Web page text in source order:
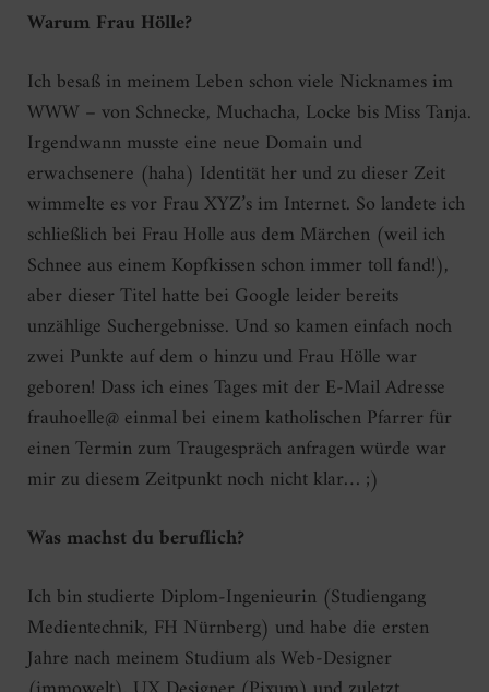
Warum Frau Hölle?
Ich besaß in meinem Leben schon viele Nicknames im
WWW – von Schnecke, Muchacha, Locke bis Miss Tanja.
Irgendwann musste eine neue Domain und
erwachsenere (haha) Identität her und zu dieser Zeit
wimmelte es vor Frau XYZ’s im Internet. So landete ich
schließlich bei Frau Holle aus dem Märchen (weil ich
Schnee aus einem Kopfkissen schon immer toll fand!),
aber dieser Titel hatte bei Google leider bereits
unzählige Suchergebnisse. Und so kamen einfach noch
zwei Punkte auf dem o hinzu und Frau Hölle war
geboren! Dass ich eines Tages mit der E-Mail Adresse
frauhoelle@ einmal bei einem katholischen Pfarrer für
einen Termin zum Traugespräch anfragen würde war
mir zu diesem Zeitpunkt noch nicht klar… ;)
Was machst du beruflich?
Ich bin studierte Diplom-Ingenieurin (Studiengang
Medientechnik, FH Nürnberg) und habe die ersten
Jahre nach meinem Studium als Web-Designer